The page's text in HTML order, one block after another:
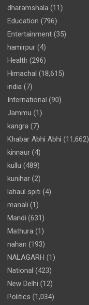
dharamshala (11)
Education (796)
Entertainment (35)
hamirpur (4)
Health (296)
Himachal (18,615)
india (7)
International (90)
Jammu (1)
kangra (7)
Khabar Abhi Abhi (11,662)
kinnaur (4)
kullu (489)
kunihar (2)
lahaul spiti (4)
manali (1)
Mandi (631)
Mathura (1)
nahan (193)
NALAGARH (1)
National (423)
New Delhi (12)
Politics (1,034)